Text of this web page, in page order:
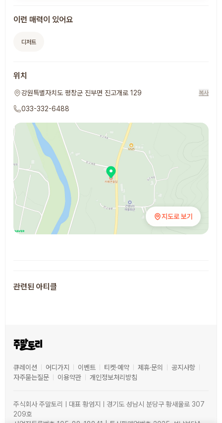
이런 매력이 있어요
디저트
위치
강원특별자치도 평창군 진부면 진고개로 129 복사
033-332-6488
지도로 보기
관련된 아티클
큐레이션 어디가지 이벤트 티켓·예약 제휴·문의
공지사항
자주묻는질문
이용약관 개인정보처리방침
주식회사 주말토리ㅣ대표 황엄지ㅣ경기도 성남시 분당구 황새울로 307
209호